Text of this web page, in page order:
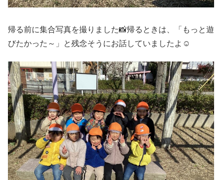
帰る前に集合写真を撮りました📸帰るときは、「もっと遊
びたかった～」と残念そうにお話していましたよ☺